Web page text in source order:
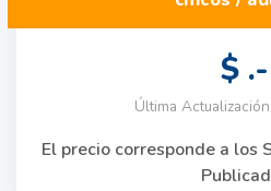
$ .-
Última
El precio corresponde a los